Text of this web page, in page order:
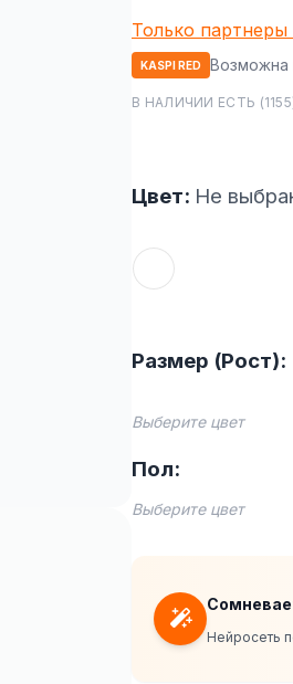
Только
KASPI RED Возможна
В НАЛИЧИИ ЕСТЬ
Цвет: Не
Размер (Рост):
Выберите цвет
Пол:
Выберите цвет
Нейросеть